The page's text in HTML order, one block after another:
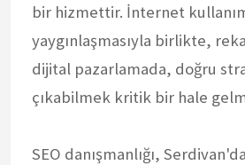
bir hizmettir. İnternet
yaygınlaşmasıyla birlikte,
dijital pazarlamada, doğru
çıkabilmek kritik bir hale
SEO danışmanlığı,